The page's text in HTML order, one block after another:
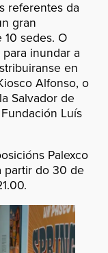
referentes da
gran
sedes. O
inundar a
en
Alfonso, o
Salvador de
Luís
Palexco
partir do 30 de